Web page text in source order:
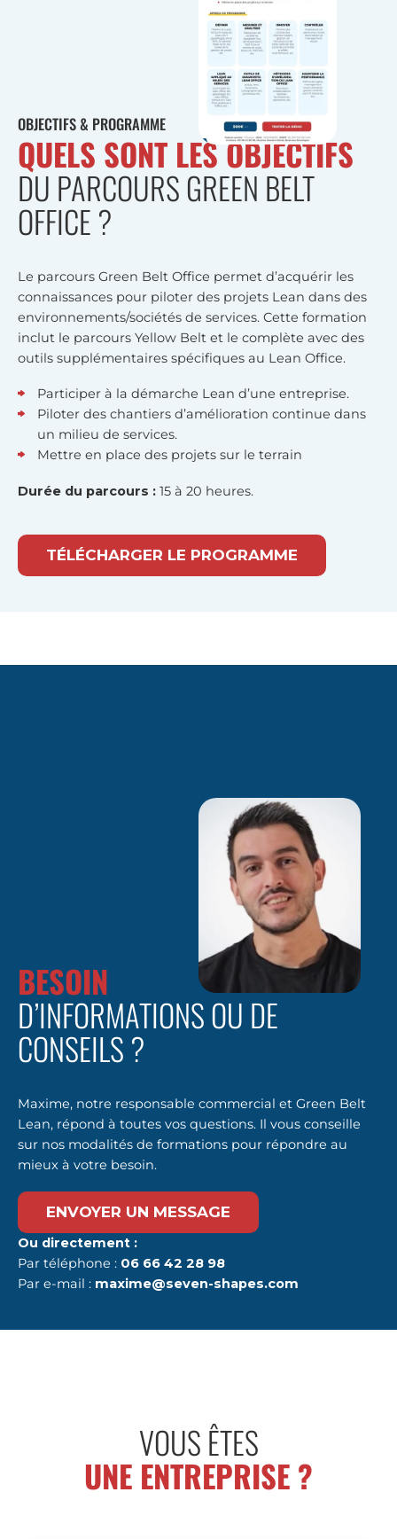
OBJECTIFS & PROGRAMME
QUELS SONT LES OBJECTIFS
DU PARCOURS GREEN BELT
OFFICE ?
Le parcours Green Belt Office permet d’acquérir les
connaissances pour piloter des projets Lean dans des
environnements/sociétés de services. Cette formation
inclut le parcours Yellow Belt et le complète avec des
outils supplémentaires spécifiques au Lean Office.
Participer à la démarche Lean d’une entreprise.
Piloter des chantiers d’amélioration continue dans
un milieu de services.
Mettre en place des projets sur le terrain
Durée du parcours : 15 à 20 heures.
TÉLÉCHARGER LE PROGRAMME
BESOIN
D’INFORMATIONS OU DE
CONSEILS ?
Maxime, notre responsable commercial et Green Belt
Lean, répond à toutes vos questions. Il vous conseille
sur nos modalités de formations pour répondre au
mieux à votre besoin.
ENVOYER UN MESSAGE
Ou directement :
Par téléphone : 06 66 42 28 98
Par e-mail : maxime@seven-shapes.com
VOUS ÊTES
UNE ENTREPRISE ?